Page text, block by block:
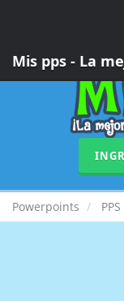
Mis pps - La
Powerpoints